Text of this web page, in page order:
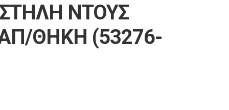
ΣΤΗΛΗ ΝΤΟΥΣ
ΘΗΚΗ (53276-